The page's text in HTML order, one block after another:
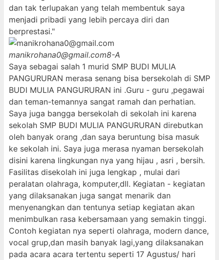
dan tak terlupakan yang telah membentuk saya
menjadi pribadi yang lebih percaya diri dan
berprestasi."
manikrohana0@gmail.com8-A
Saya sebagai salah 1 murid SMP BUDI MULIA
PANGURURAN merasa senang bisa bersekolah di SMP
BUDI MULIA PANGURURAN ini .Guru - guru ,pegawai
dan teman-temannya sangat ramah dan perhatian.
Saya juga bangga bersekolah di sekolah ini karena
sekolah SMP BUDI MULIA PANGURURAN direbutkan
oleh banyak orang ,dan saya beruntung bisa masuk
ke sekolah ini. Saya juga merasa nyaman bersekolah
disini karena lingkungan nya yang hijau , asri , bersih.
Fasilitas disekolah ini juga lengkap , mulai dari
peralatan olahraga, komputer,dll. Kegiatan - kegiatan
yang dilaksanakan juga sangat menarik dan
menyenangkan dan tentunya setiap kegiatan akan
menimbulkan rasa kebersamaan yang semakin tinggi.
Contoh kegiatan nya seperti olahraga, modern dance,
vocal grup,dan masih banyak lagi,yang dilaksanakan
pada acara acara tertentu seperti 17 Agustus/ hari